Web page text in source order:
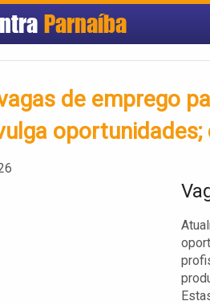
Parnaíba
de emprego
oportunidades;